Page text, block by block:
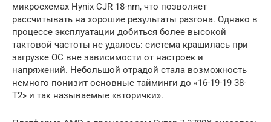
микросхемах Hynix CJR 18-nm, что позволяет
рассчитывать на хорошие результаты разгона. Однако в
процессе эксплуатации добиться более высокой
тактовой частоты не удалось: система крашилась при
загрузке ОС вне зависимости от настроек и
напряжений. Небольшой отрадой стала возможность
немного понизит основные тайминги до «16-19-19 38-
Т2» и так называемые «вторички».